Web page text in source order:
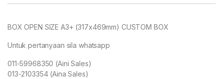
BOX OPEN SIZE A3+ (317x469mm) CUSTOM BOX
Untuk pertanyaan sila whatsapp
011-59968350 (Aini Sales)
013-2103354 (Aina Sales)